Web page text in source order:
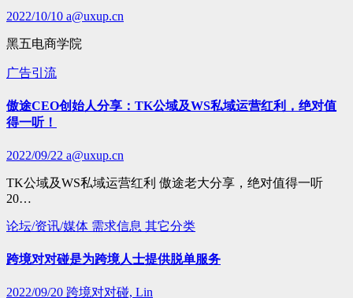
2022/10/10 a@uxup.cn
黑五电商学院
广告引流
傲途CEO创始人分享：TK公域及WS私域运营红利，绝对值
得一听！
2022/09/22 a@uxup.cn
TK公域及WS私域运营红利 傲途老大分享，绝对值得一听
20…
论坛/资讯/媒体 需求信息 其它分类
跨境对对碰是为跨境人士提供脱单服务
2022/09/20 跨境对对碰, Lin